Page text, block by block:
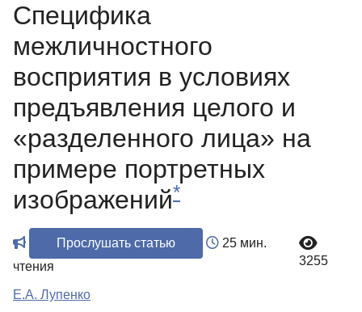
Специфика
межличностного
восприятия в условиях
предъявления целого и
«разделенного лица» на
примере портретных
изображений*
Прослушать статью
25 мин.
чтения
3255
Е.А. Лупенко